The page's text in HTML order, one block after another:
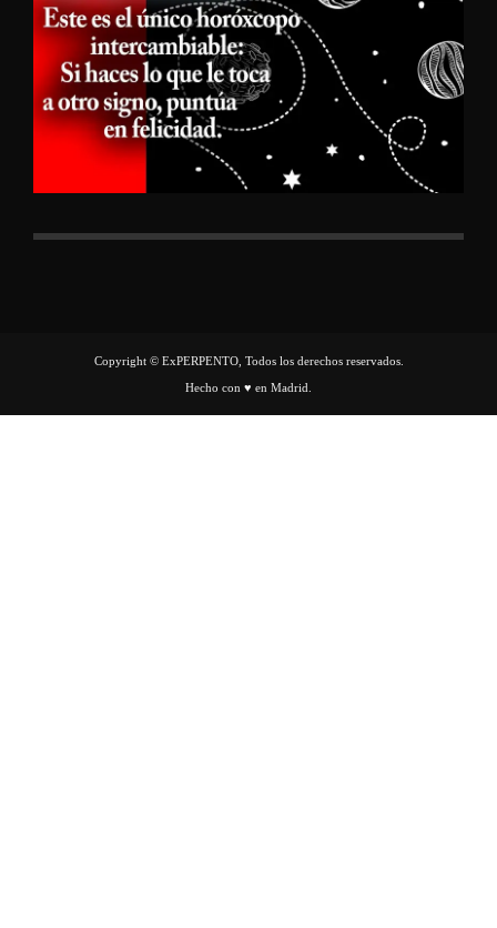
Copyright © ExPERPENTO, Todos los derechos reservados.
Hecho con ♥ en Madrid.